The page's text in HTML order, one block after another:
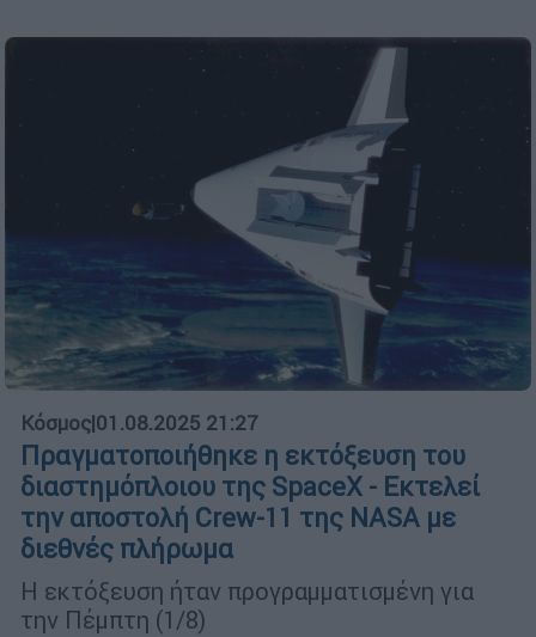
Κόσμος|01.08.2025 21:27
Πραγματοποιήθηκε η εκτόξευση του
διαστημόπλοιου της SpaceX - Εκτελεί
την αποστολή Crew-11 της NASA με
διεθνές πλήρωμα
Η εκτόξευση ήταν προγραμματισμένη για
την Πέμπτη (1/8)